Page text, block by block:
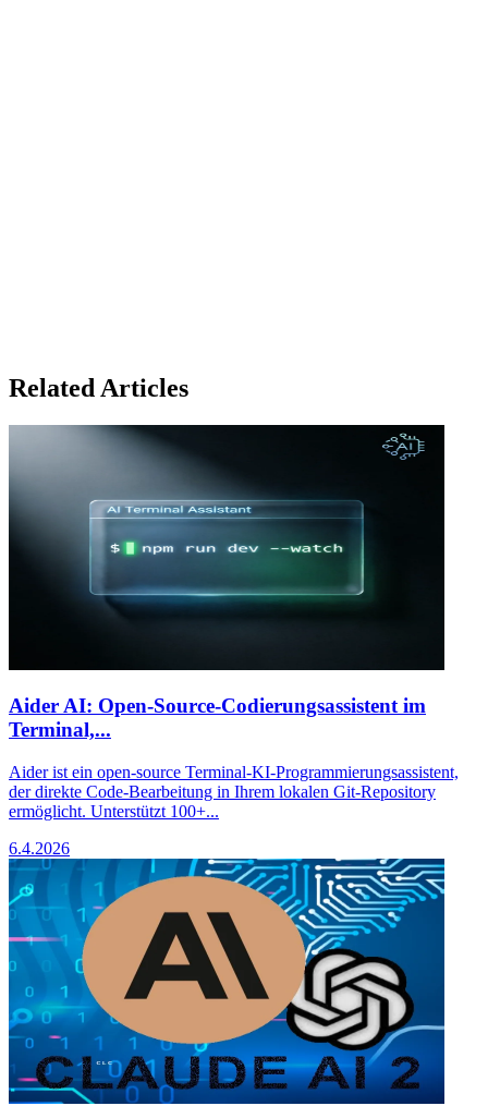
Related Articles
Aider AI: Open-Source-Codierungsassistent im
Terminal,...
Aider ist ein open-source Terminal-KI-Programmierungsassistent,
der direkte Code-Bearbeitung in Ihrem lokalen Git-Repository
ermöglicht. Unterstützt 100+...
6.4.2026